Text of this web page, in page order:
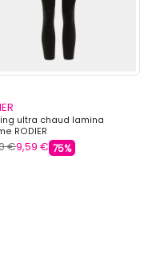
ultra chaud lamina
RODIER
€9,59 € 75%